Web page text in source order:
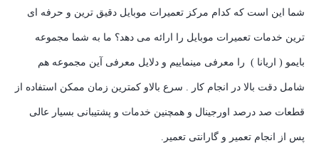
شما این است که کدام مرکز تعمیرات موبایل دقیق ترین و حرفه ای
ترین خدمات تعمیرات موبایل را ارائه می دهد؟ ما به شما مجموعه
بایمو ( اریانا ) را معرفی مینماییم و دلایل معرفی آین مجموعه هم
شامل دقت بالا در انجام کار . سرع بالاو کمترین زمان ممکن استفاده از
قطعات صد درصد اورجینال و همچنین خدمات و پشتیبانی بسیار عالی
پس از انجام تعمیر و گارانتی تعمیر.